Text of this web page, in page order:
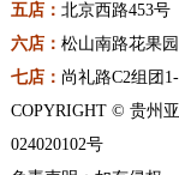
五店： 北京西路453号
六店： 松山南路花果
七店： 尚礼路C2组团
COPYRIGHT © 贵州
024020102号